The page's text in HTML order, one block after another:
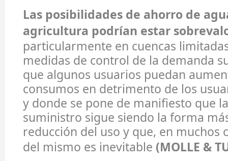
Las posibilidades de ahorro de
agricultura podrían estar
particularmente en cuencas
medidas de control de la demanda
que algunos usuarios puedan
consumos en detrimento de los
y donde se pone de manifiesto que
suministro sigue siendo la forma
reducción del uso y que, en muchos
del mismo es inevitable (MOLLE &